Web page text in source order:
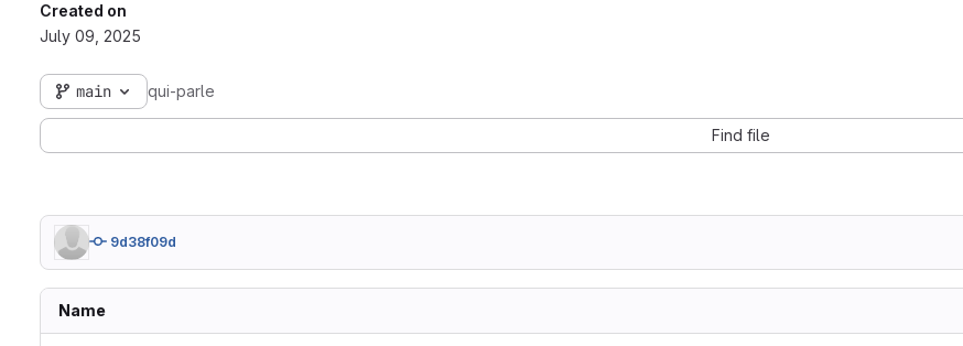
Created on
July 09, 2025
main qui-parle
Find file
9d38f09d
Name